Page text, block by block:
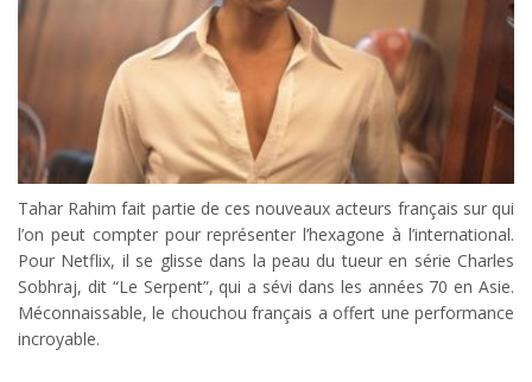
Tahar Rahim fait partie de ces nouveaux acteurs français sur qui
l’on peut compter pour représenter l’hexagone à l’international.
Pour Netflix, il se glisse dans la peau du tueur en série Charles
Sobhraj, dit “Le Serpent”, qui a sévi dans les années 70 en Asie.
Méconnaissable, le chouchou français a offert une performance
incroyable.